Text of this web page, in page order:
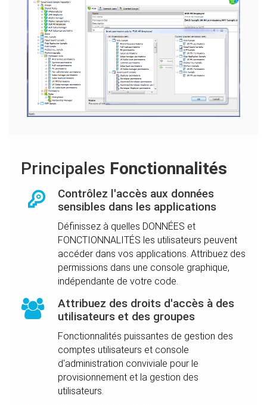
Principales Fonctionnalités
Contrôlez l'accès aux données
sensibles dans les applications
Définissez à quelles DONNÉES et
FONCTIONNALITÉS les utilisateurs peuvent
accéder dans vos applications. Attribuez des
permissions dans une console graphique,
indépendante de votre code.
Attribuez des droits d'accès à des
utilisateurs et des groupes
Fonctionnalités puissantes de gestion des
comptes utilisateurs et console
d'administration conviviale pour le
provisionnement et la gestion des
utilisateurs.